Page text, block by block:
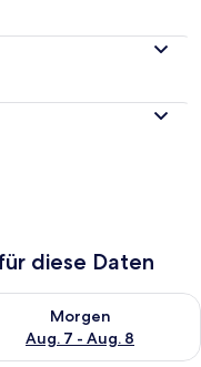
diese Daten
Nacht, Aug. 6 - Aug. 7.
Morgen
Aug. 7 - Aug. 8
die Verfügbarkeit